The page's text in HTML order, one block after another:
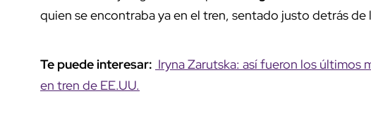
quien se encontraba ya en el tren, sentado justo detrás de
Te puede interesar: Iryna Zarutska: así fueron los últimos
en tren de EE.UU.